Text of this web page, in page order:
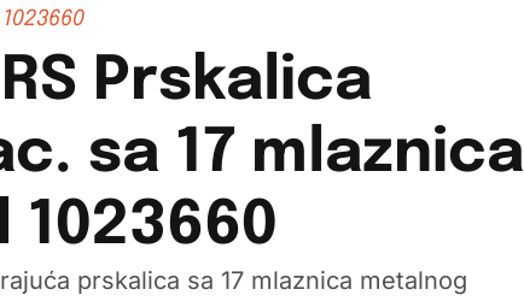
Prskalica
sa 17 mlaznica
1023660
prskalica sa 17 mlaznica metalnog